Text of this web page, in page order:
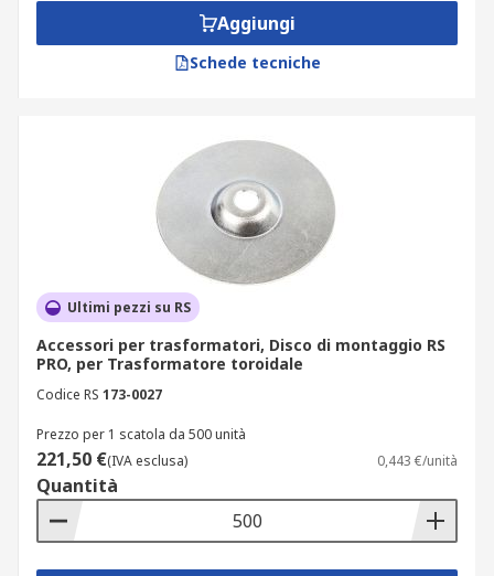
Aggiungi
Schede tecniche
Ultimi pezzi su RS
Accessori per trasformatori, Disco di montaggio RS
PRO, per Trasformatore toroidale
Codice RS 173-0027
Prezzo per 1 scatola da 500 unità
221,50 €(IVA esclusa) 0,443 €/unità
Quantità